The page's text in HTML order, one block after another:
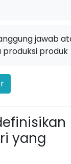
jawab
produksi produk
yang